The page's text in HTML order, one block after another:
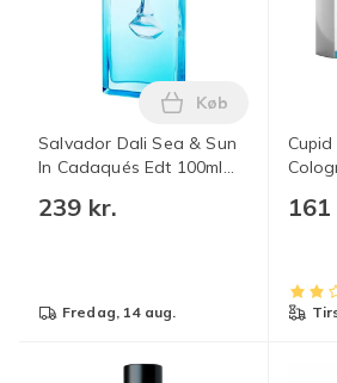
Salvador Dali Sea & Sun
In Cadaqués Edt 100ml
239 kr.
Læg Salvador
Køb
fredag, 14 aug.